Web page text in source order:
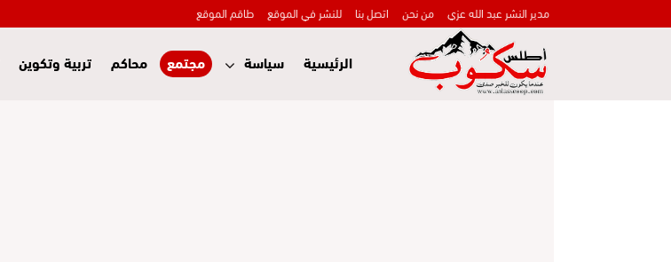
مدير النشر عبد الله عزي من نحن اتصل بنا للنشر في الموقع طاقم الموقع
الرئيسية سياسة مجتمع محاكم تربية وتكوين